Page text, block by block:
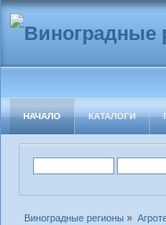
НАЧАЛО КАТАЛОГИ
Виноградные регионы »